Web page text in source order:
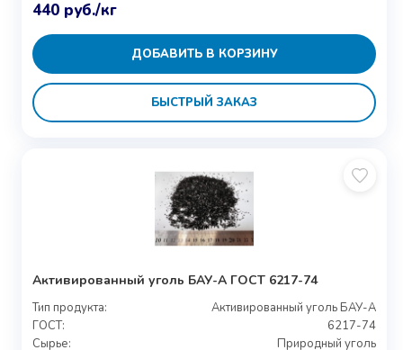
440 руб./кг
ДОБАВИТЬ В КОРЗИНУ
БЫСТРЫЙ ЗАКАЗ
Активированный уголь БАУ-А ГОСТ 6217-74
Тип продукта:
Активированный уголь БАУ-А
ГОСТ:
6217-74
Сырье:
Природный уголь